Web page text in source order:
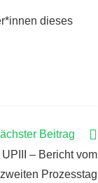
dieses
Beitrag
– Bericht vom
zweiten Prozesstag